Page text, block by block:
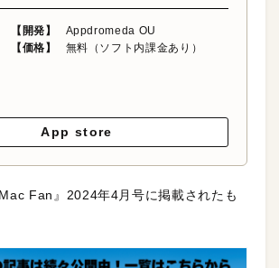
【開発】
Appdromeda OU
【価格】
無料（ソフト内課金あり）
App store
Fan』2024年4月号に掲載されたも